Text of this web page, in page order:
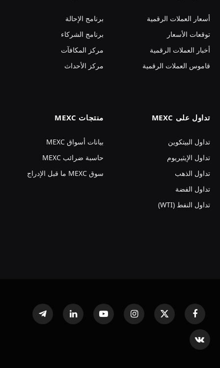
أسعار العملات الرقمية
توقعات الأسعار
أخبار العملات الرقمية
قاموس العملات الرقمية
برنامج الإحالة
برنامج الشركاء
مركز المكافآت
مركز الأحداث
تداول على MEXC
تداول البيتكوين
تداول الإيثيريوم
تداول الذهب
تداول الفضة
تداول النفط (WTI)
منتجات MEXC
بيانات أسواق MEXC
حاسبة ضرائب MEXC
سوق MEXC ما قبل الإدراج
فيسبوك
X
(Twitter)
الانستغرام يوتيوب لينكدإن تيلقرام
VKontakte